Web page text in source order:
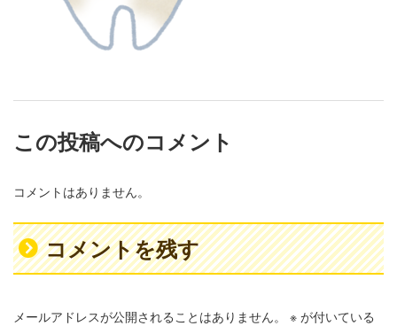
この投稿へのコメント
コメントはありません。
コメントを残す
メールアドレスが公開されることはありません。 ※ が付いている